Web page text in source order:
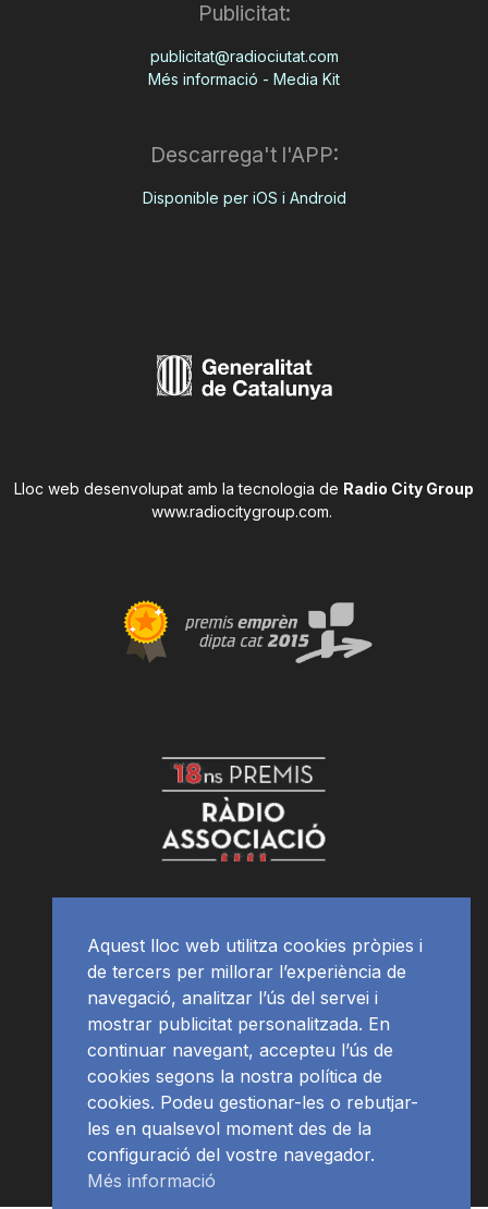
Publicitat:
publicitat@radiociutat.com
Més informació - Media Kit
Descarrega't l'APP:
Disponible per iOS i Android
Lloc web desenvolupat amb la tecnologia de Radio City Group
www.radiocitygroup.com.
Aquest lloc web utilitza cookies pròpies i
de tercers per millorar l’experiència de
navegació, analitzar l’ús del servei i
mostrar publicitat personalitzada. En
continuar navegant, accepteu l’ús de
cookies segons la nostra política de
cookies. Podeu gestionar-les o rebutjar-
les en qualsevol moment des de la
configuració del vostre navegador.
Més informació